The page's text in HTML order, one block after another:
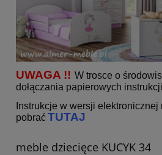
UWAGA !! W trosce o
dołączania papierowych
Instrukcje w wersji elektronicznej
pobraćTUTAJ
meble dziecięce KUCYK 34